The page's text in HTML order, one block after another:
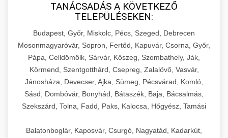
TANÁCSADÁS A KÖVETKEZŐ
TELEPÜLÉSEKEN:
Budapest, Győr, Miskolc, Pécs, Szeged, Debrecen
Mosonmagyaróvár, Sopron, Fertőd, Kapuvár, Csorna, Győr,
Pápa, Celldömölk, Sárvár, Kőszeg, Szombathely, Ják,
Körmend, Szentgotthárd, Csepreg, Zalalövő, Vasvár,
Jánosháza, Devecser, Ajka, Sümeg, Pécsvárad, Komló,
Sásd, Dombóvár, Bonyhád, Bátaszék, Baja, Bácsalmás,
Szekszárd, Tolna, Fadd, Paks, Kalocsa, Hőgyész, Tamási
Balatonboglár, Kaposvár, Csurgó, Nagyatád, Kadarkút,